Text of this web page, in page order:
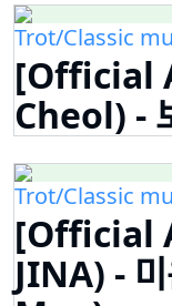
Trot/Classic
[Official
Cheol) -
Trot/Classic
[Official
JINA) -